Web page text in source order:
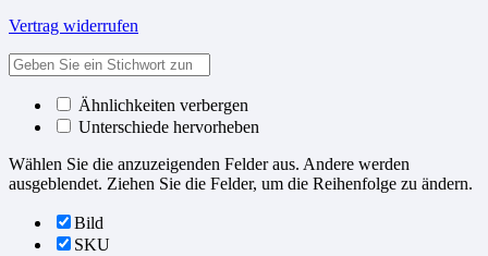
Vertrag widerrufen
Ähnlichkeiten verbergen
Unterschiede hervorheben
Wählen Sie die anzuzeigenden Felder aus. Andere werden
ausgeblendet. Ziehen Sie die Felder, um die Reihenfolge zu ändern.
Bild
SKU